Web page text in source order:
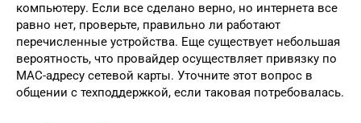
компьютеру. Если все сделано верно, но интернета все
равно нет, проверьте, правильно ли работают
перечисленные устройства. Еще существует небольшая
вероятность, что провайдер осуществляет привязку по
MAC-адресу сетевой карты. Уточните этот вопрос в
общении с техподдержкой, если таковая потребовалась.